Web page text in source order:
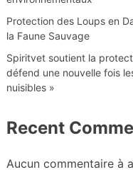
Protection des Loups en
la Faune Sauvage
Spiritvet soutient la
défend une nouvelle fois
nuisibles »
Recent
Aucun commentaire à